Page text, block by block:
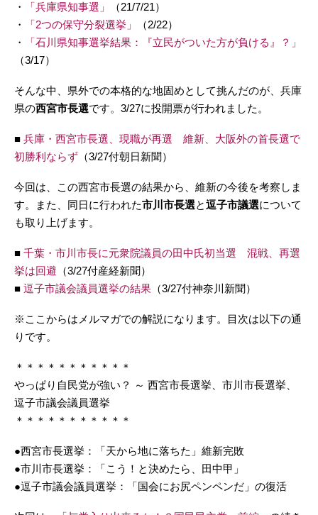
・ 「兵庫県知事選」
（21/7/21）
・
「2つの保守分裂選挙」
（2/22）
・
「石川県知事選挙結果：『立民がついた方が負ける』？」
（3/17）
そんな中、県外での本格的な地固めとして挑んだのが、兵庫
県の西宮市長選です。3/27に投開票が行われました。
■ 兵庫・西宮市長選、現職が再選 維新、大阪外の首長選で
初勝利ならず （3/27付朝日新聞）
今回は、この西宮市長選の結果から、維新の今後を考察しま
す。また、同日に行われた市川市長選と逗子市議選について
も取り上げます。
■ 千葉・市川市長に元衆院議員の田中氏初当選 混戦、再選
挙は回避 （3/27付産経新聞）
■ 逗子市議会議員選挙の結果 （3/27付神奈川新聞）
※ここからはメルマガでの解説になります。目次は以下の通
りです。
＊＊＊＊＊＊＊＊＊＊＊
やっぱり自民党が強い？ ～ 西宮市長選挙、市川市長選挙、
逗子市議会議員選挙
＊＊＊＊＊＊＊＊＊＊＊
●西宮市長選挙：「天から地に落ちた」維新完敗
●市川市長選挙：「こう！と決めたら、田中甲」
●逗子市議会議員選挙：「国会にお尻ペンペンだ」の復活